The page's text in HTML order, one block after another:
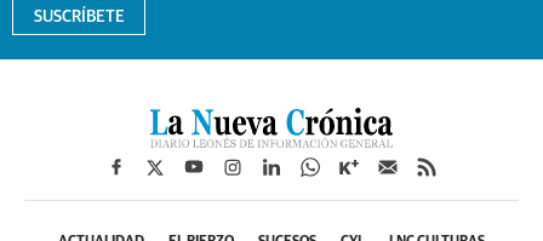
SUSCRÍBETE